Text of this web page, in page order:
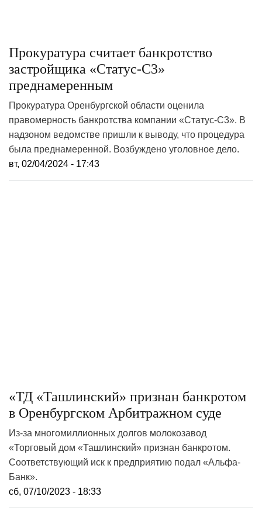
Прокуратура считает банкротство
застройщика «Статус-С3»
преднамеренным
Прокуратура Оренбургской области оценила
правомерность банкротства компании «Статус-С3». В
надзоном ведомстве пришли к выводу, что процедура
была преднамеренной. Возбуждено уголовное дело.
вт, 02/04/2024 - 17:43
«ТД «Ташлинский» признан банкротом
в Оренбургском Арбитражном суде
Из-за многомиллионных долгов молокозавод
«Торговый дом «Ташлинский» признан банкротом.
Соответствующий иск к предприятию подал «Альфа-
Банк».
сб, 07/10/2023 - 18:33